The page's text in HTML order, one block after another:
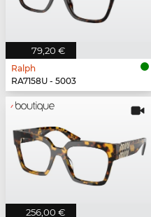
79,20 €
Ralph
RA7158U - 5003
256,00 €